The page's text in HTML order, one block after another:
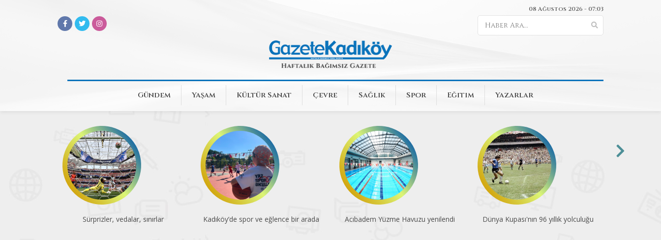
08 Ağustos 2026 - 07:03
Gündem Yaşam Kültür Sanat Çevre Sağlık Spor Eğitim Yazarlar
Sürprizler, vedalar, sınırlar Kadıköy’de spor ve eğlence bir arada Acıbadem Yüzme Havuzu yenilendi Dünya Kupası'nın 96 yıllık yolculuğu